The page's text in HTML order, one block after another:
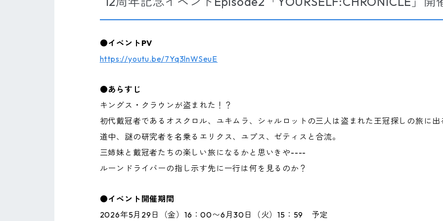
●イベントPV
https://youtu.be/7Yq3lnWSeuE
●あらすじ
キングス・クラウンが盗まれた！？
初代戴冠者であるオスクロル、ユキムラ、シャルロットの三人は盗まれた王冠探しの旅に出
道中、謎の研究者を名乗るエリクス、ユプス、ゼティスと合流。
三姉妹と戴冠者たちの楽しい旅になるかと思いきや----
ルーンドライバーの指し示す先に一行は何を見るのか？
●イベント開催期間
2026年5月29日（金）16：00〜6月30日（火）15：59 予定